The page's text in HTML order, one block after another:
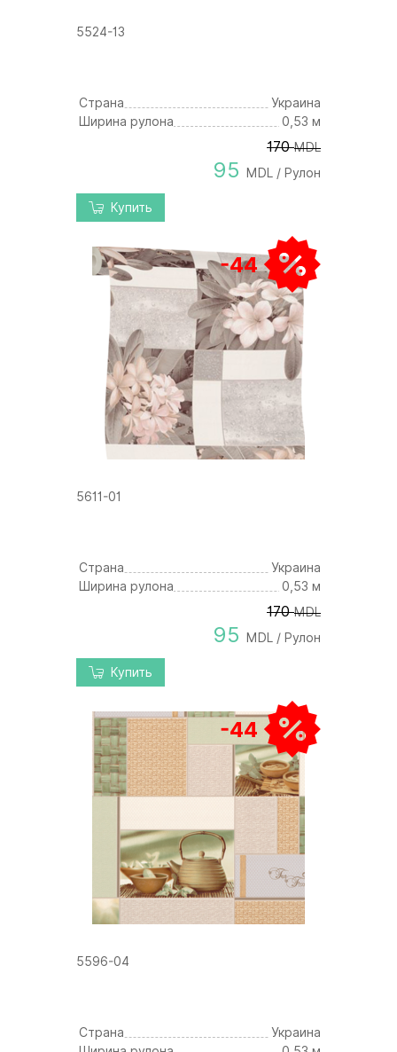
5524-13
Страна
Украина
Ширина рулона
0,53 м
170 MDL
95 MDL / Рулон
Купить
-44
5611-01
Страна
Украина
Ширина рулона
0,53 м
170 MDL
95 MDL / Рулон
Купить
-44
5596-04
Страна
Украина